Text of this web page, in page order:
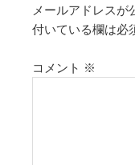
メールアドレスが
付いている欄は必
コメント ※